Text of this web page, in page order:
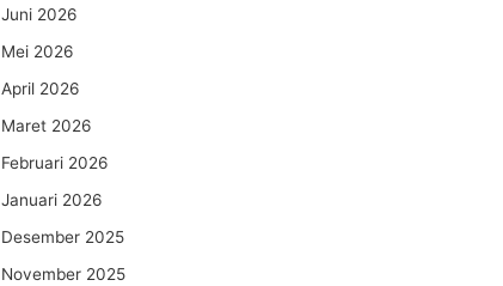
Juni 2026
Mei 2026
April 2026
Maret 2026
Februari 2026
Januari 2026
Desember 2025
November 2025